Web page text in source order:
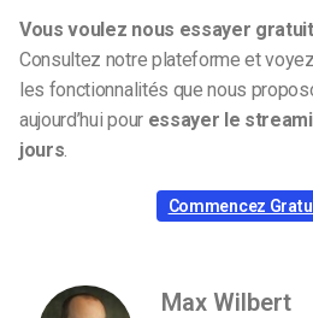
Vous voulez nous essayer
Consultez notre plateforme et
les fonctionnalités que nous
aujourd’hui pour essayer le
jours.
Commencez
Max Wilbert